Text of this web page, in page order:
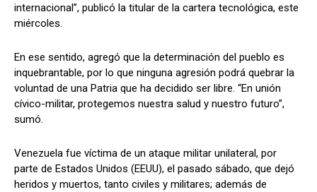
internacional”, publicó la titular de la cartera tecnológica, este
miércoles.
En ese sentido, agregó que la determinación del pueblo es
inquebrantable, por lo que ninguna agresión podrá quebrar la
voluntad de una Patria que ha decidido ser libre. “En unión
cívico-militar, protegemos nuestra salud y nuestro futuro”,
sumó.
Venezuela fue víctima de un ataque militar unilateral, por
parte de Estados Unidos (EEUU), el pasado sábado, que dejó
heridos y muertos, tanto civiles y militares; además de